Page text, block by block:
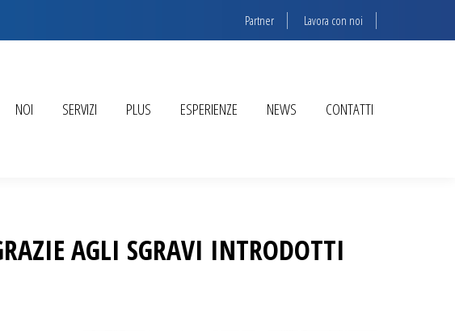
Partner Lavora con noi
NOI SERVIZI PLUS ESPERIENZE NEWS CONTATTI
AGLI SGRAVI INTRODOTTI